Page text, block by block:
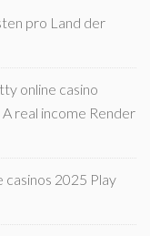
pro Land der
online casino
real income Render
casinos 2025 Play